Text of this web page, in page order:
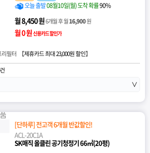
오늘 출발08월10일(월) 도착 확률90%
월 8,450 원6개월 후 월16,900원
월 0 원신용카드 할인가
리필터 【제휴카드 최대 23,000원 할인】
∨
[단하루] 전고객 6개월 반값할인!
ACL-20C1A
SK매직 올클린 공기청정기 66㎡(20평)